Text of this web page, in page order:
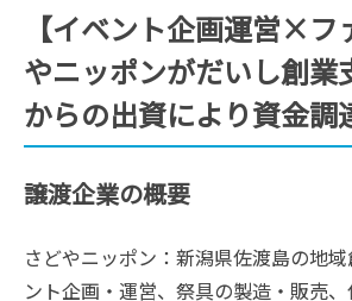
【イベント企画運営×フ
やニッポンがだいし創業
からの出資により資金調
譲渡企業の概要
さどやニッポン：新潟県佐渡島の地
ント企画・運営、祭具の製造・販売